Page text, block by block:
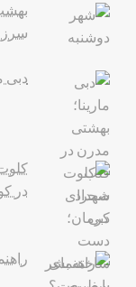
دبی
در